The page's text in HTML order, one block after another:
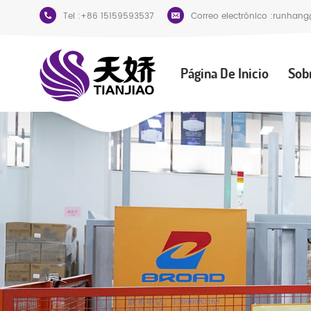
Tel :+86 15159593537 Correo electrónico :
Página De Inicio